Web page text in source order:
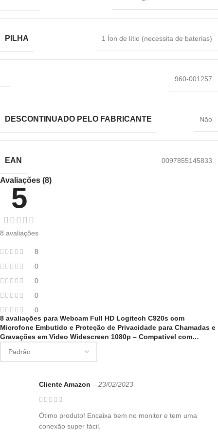
PILHA ‎1 Íon de lítio (necessita de baterias)
‎960-001257
DESCONTINUADO PELO FABRICANTE ‎Não
EAN ‎0097855145833
Avaliações (8)
5
8 avaliações
8
0
0
0
0
8 avaliações para Webcam Full HD Logitech C920s com
Microfone Embutido e Proteção de Privacidade para Chamadas e
Gravações em Video Widescreen 1080p – Compatível com…
Cliente Amazon – 23/02/2023
Ótimo produto! Encaixa bem no monitor e tem uma
conexão super fácil.